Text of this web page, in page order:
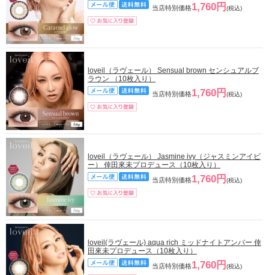
当店特別価格1,760円 (税込)
loveil（ラヴェール） Sensual brown センシュアルブ
ラウン （10枚入り）
当店特別価格1,760円 (税込)
loveil（ラヴェール） Jasmine ivy（ジャスミンアイビ
ー） 倖田來未プロデュース（10枚入り）
当店特別価格1,760円 (税込)
loveil(ラヴェール) aqua rich ミッドナイトアンバー 倖
田來未プロデュース（10枚入り）
当店特別価格1,760円 (税込)